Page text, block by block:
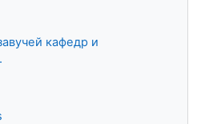
кафедр и